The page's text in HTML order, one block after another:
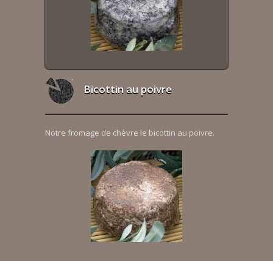
Bicottin au poivre
Notre fromage de chèvre le bicottin au poivre.